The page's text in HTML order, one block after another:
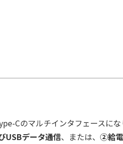
Cのマルチインタフェースにな
USBデータ通信、または、 ②給